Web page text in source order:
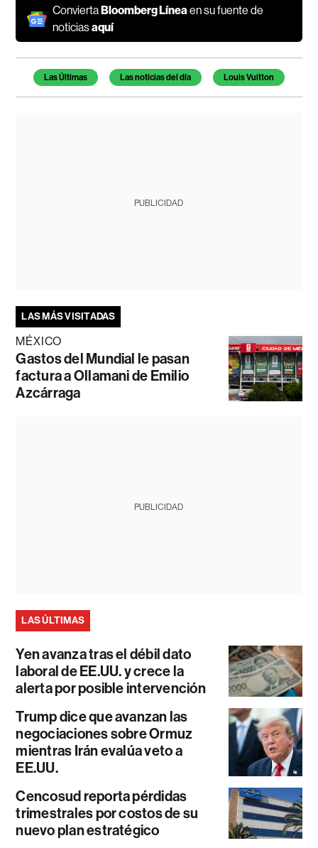
ConviertaBloomberg Líneaen su fuente de
noticiasaquí
Temas de este artículo
Las Últimas Las noticias del día Louis Vuitton
PUBLICIDAD
LAS MÁS VISITADAS
MÉXICO
Gastos del Mundial le pasan
factura a Ollamani de Emilio
Azcárraga
PUBLICIDAD
LAS ÚLTIMAS
Yen avanza tras el débil dato
laboral de EE.UU. y crece la
alerta por posible intervención
Trump dice que avanzan las
negociaciones sobre Ormuz
mientras Irán evalúa veto a
EE.UU.
Cencosud reporta pérdidas
trimestrales por costos de su
nuevo plan estratégico